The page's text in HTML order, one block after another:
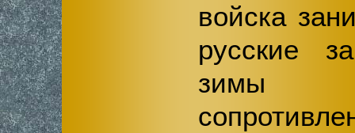
войска
русские
зимы